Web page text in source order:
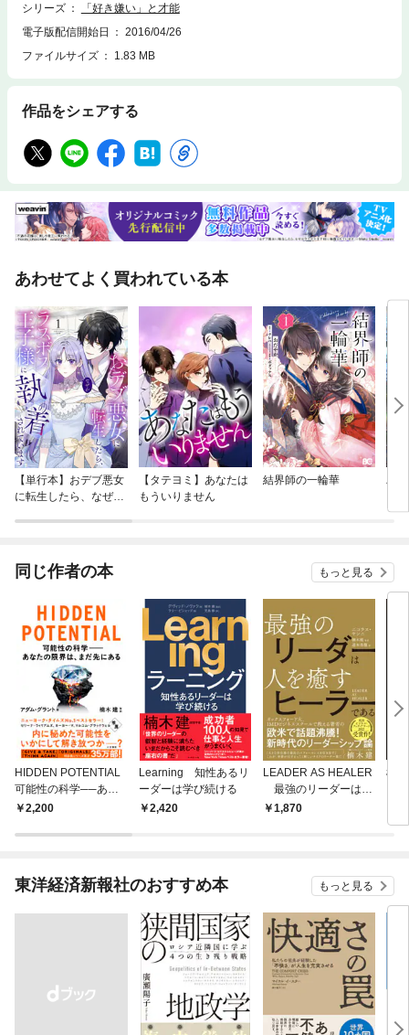
る。そのうちにやたらに上手くなる。人に必要とされ、人の役に立つこと
が実感できる。すると、ますますそれが好きになる。「自分」が消えて、
循環を繰り返すうちに、好きなことが仕事として世の中と折り合いがつ
シリーズ
「好き嫌い」と才能
電子版配信開始日
2016/04/26
ファイルサイズ
1.83 MB
作品をシェアする
あわせてよく買われている本
【単行本】おデブ悪女
に転生したら、なぜか
【タテヨミ】あなたは
もういりません
結界師の一輪華
バ
今
同じ作者の本 もっと見る
HIDDEN POTENTIAL
可能性の科学──あな
たの限界は、まだ先に
2,200
Learning 知性あるリ
ーダーは学び続ける
2,420
LEADER AS HEALER
最強のリーダーは人
を癒すヒーラーである
1,870
楠
東洋経済新報社のおすすめ本 もっと見る